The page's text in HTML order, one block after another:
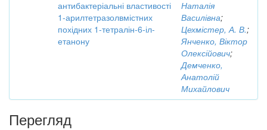
антибактеріальні властивості
1-арилтетразолвмістних
похідних 1-тетралін-6-іл-
етанону
Наталія
Василівна;
Цехмістер, А. В.;
Янченко, Віктор
Олексійович;
Демченко,
Анатолій
Михайлович
Перегляд